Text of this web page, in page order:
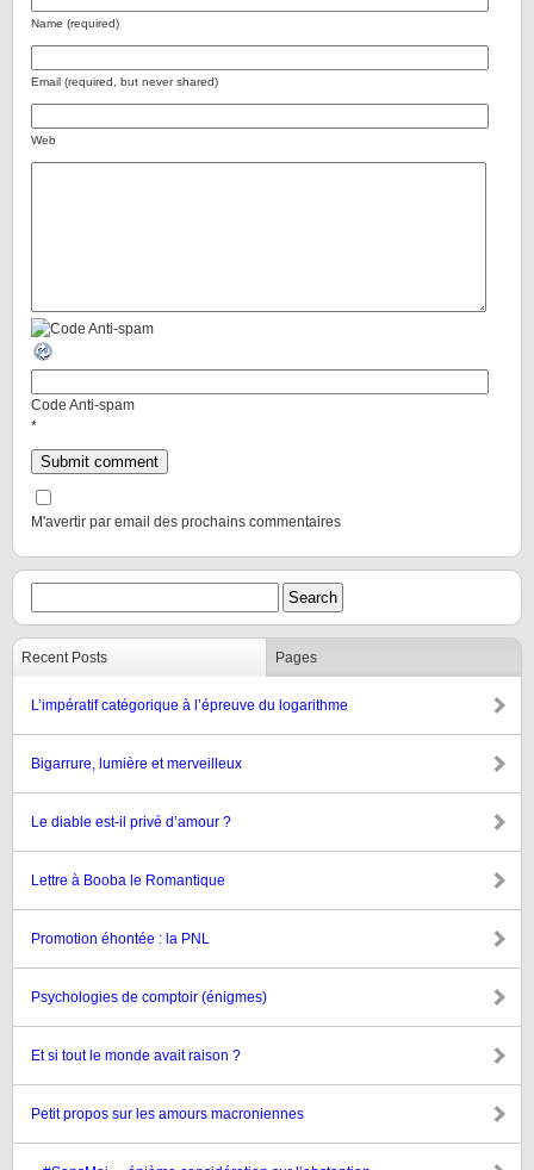
Name (required)
Email (required, but never shared)
Web
Code Anti-spam
*
M'avertir par email des prochains commentaires
Recent Posts Pages
L’impératif catégorique à l’épreuve du logarithme
Bigarrure, lumière et merveilleux
Le diable est-il privé d’amour ?
Lettre à Booba le Romantique
Promotion éhontée : la PNL
Psychologies de comptoir (énigmes)
Et si tout le monde avait raison ?
Petit propos sur les amours macroniennes